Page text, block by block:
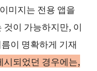
미지는 전용 앱을
이 가능하지만, 이
이 명확하게 기재
시되었던 경우에는,